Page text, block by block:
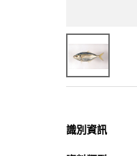
識別資訊